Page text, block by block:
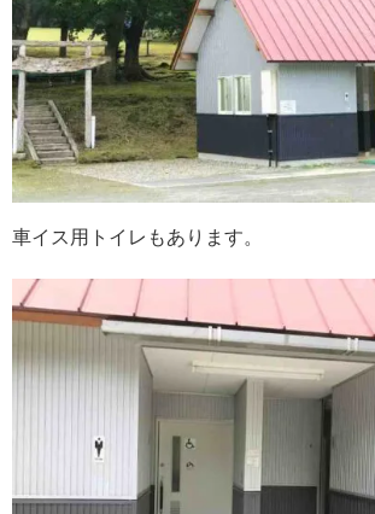
車イス用トイレもあります。